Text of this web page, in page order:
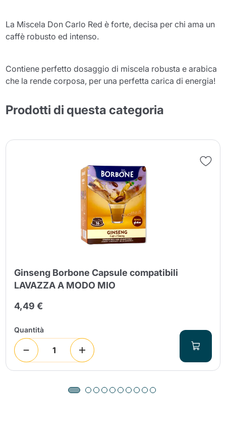
La Miscela Don Carlo Red è forte, decisa per chi ama un
caffè robusto ed intenso.
Contiene perfetto dosaggio di miscela robusta e arabica
che la rende corposa, per una perfetta carica di energia!
Prodotti di questa categoria
Ginseng Borbone Capsule compatibili
LAVAZZA A MODO MIO
4,49 €
Quantità